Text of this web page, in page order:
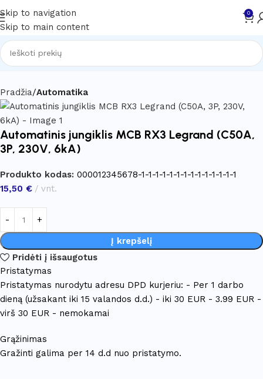
Skip to navigation
Skip to main content
0
Pradžia Automatika
Automatinis jungiklis MCB RX3 Legrand (C50A,
3P, 230V, 6kA)
Produkto kodas: 000012345678-1-1-1-1-1-1-1-1-1-1-1-1-1-1
15,50 € vnt.
Į krepšelį
Pridėti į išsaugotus
Pristatymas
Pristatymas nurodytu adresu DPD kurjeriu: - Per 1 darbo
dieną (užsakant iki 15 valandos d.d.) - iki 30 EUR - 3.99 EUR -
virš 30 EUR - nemokamai
Grąžinimas
Gražinti galima per 14 d.d nuo pristatymo.